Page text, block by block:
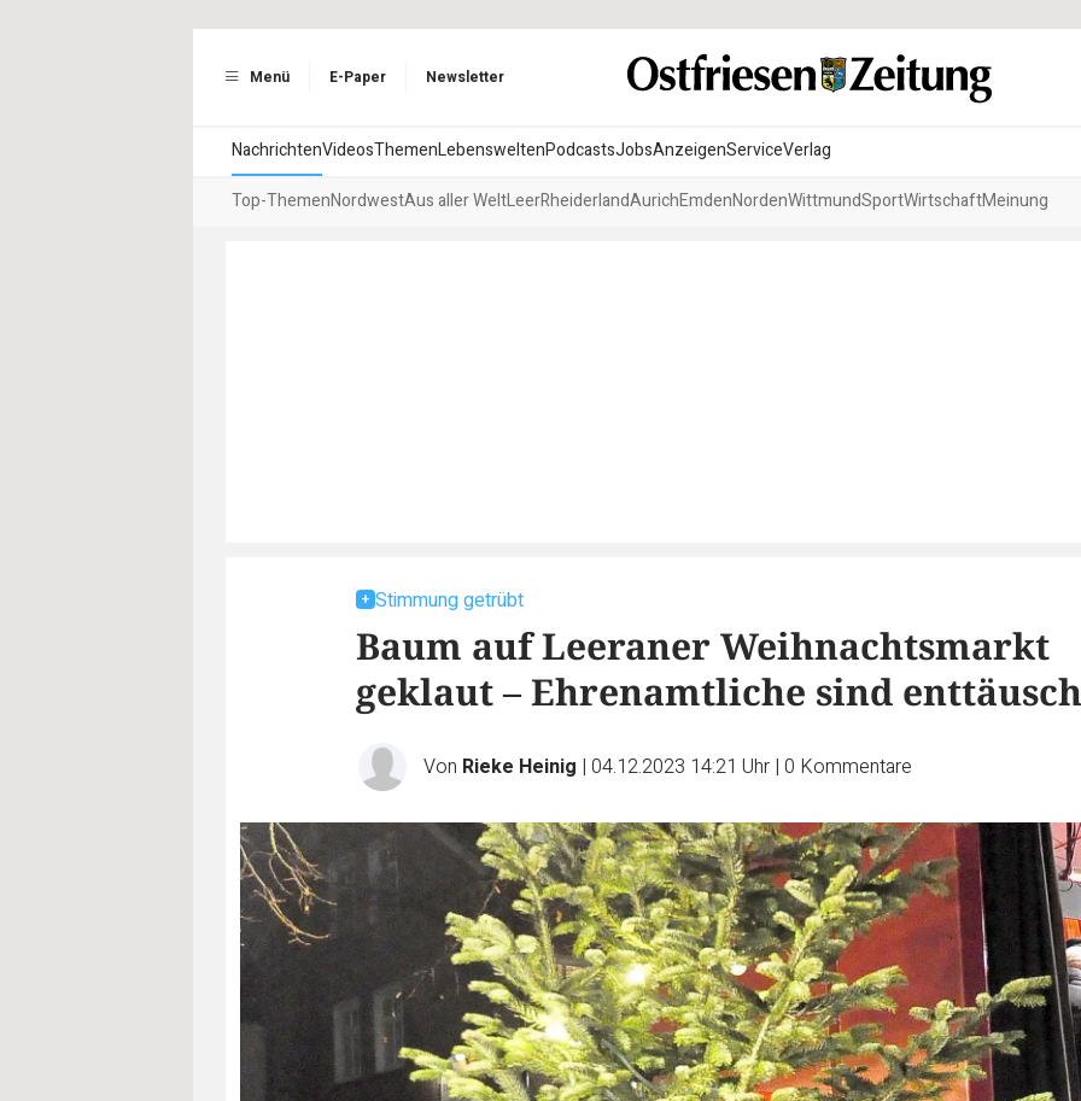
Menü E-Paper Newsletter
NachrichtenVideosThemenLebensweltenPodcastsJobsAnzeigenServiceVerlag
Top-ThemenNordwestAus aller WeltLeerRheiderlandAurichEmdenNordenWittmundSportWirtschaftMeinung
Stimmung getrübt
Baum auf Leeraner Weihnachtsmarkt
geklaut – Ehrenamtliche sind
Von Rieke Heinig | 04.12.2023 14:21 Uhr | 0 Kommentare